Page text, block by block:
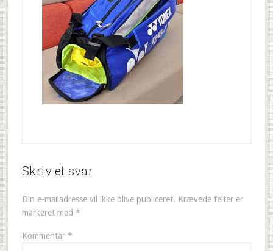
Skriv et svar
Din e-mailadresse vil ikke blive publiceret. Krævede felter er
markeret med *
Kommentar *